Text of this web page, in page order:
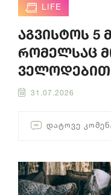
LIFE
აგვისტოს 5
რომელსაც
ველოდებით
31.07.2026
ᲓᲐᲢᲝᲕᲔ